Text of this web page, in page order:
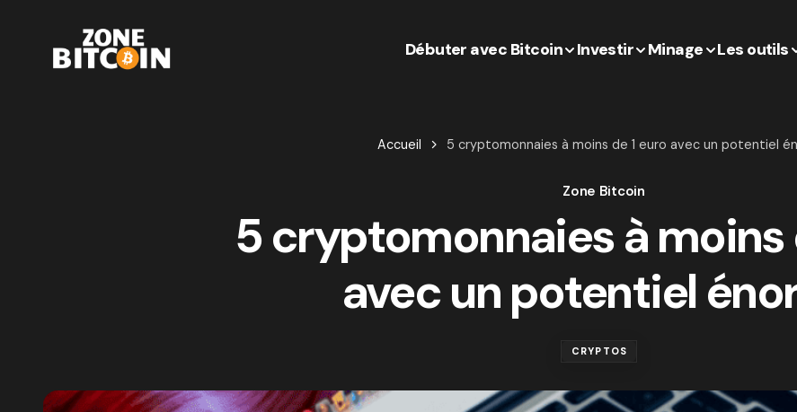
Débuter avec Bitcoin Investir Minage Les outils
Accueil 5 cryptomonnaies à moins de 1 euro avec un potentiel
Zone Bitcoin
5 cryptomonnaies à moins
avec un potentiel
CRYPTOS